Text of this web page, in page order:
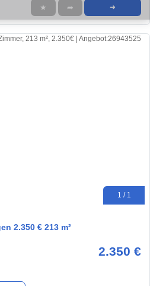
★ ➦ ➜
1 / 1
2.350 € 213 m²
2.350 €